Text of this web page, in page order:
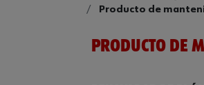
Producto de
PRODUCTO DE